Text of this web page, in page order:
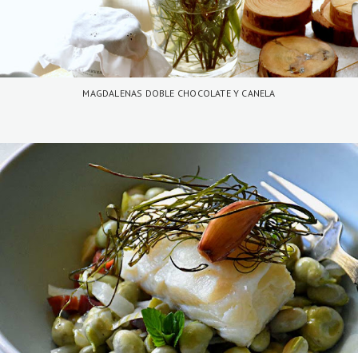
MAGDALENAS DOBLE CHOCOLATE Y CANELA